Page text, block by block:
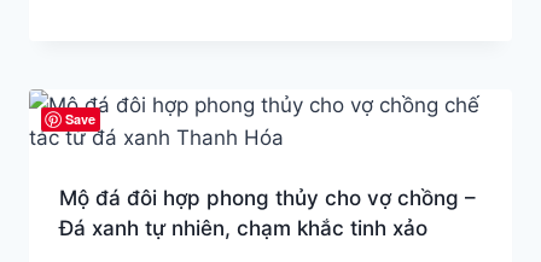
Save
Mộ đá đôi hợp phong thủy cho vợ chồng –
Đá xanh tự nhiên, chạm khắc tinh xảo